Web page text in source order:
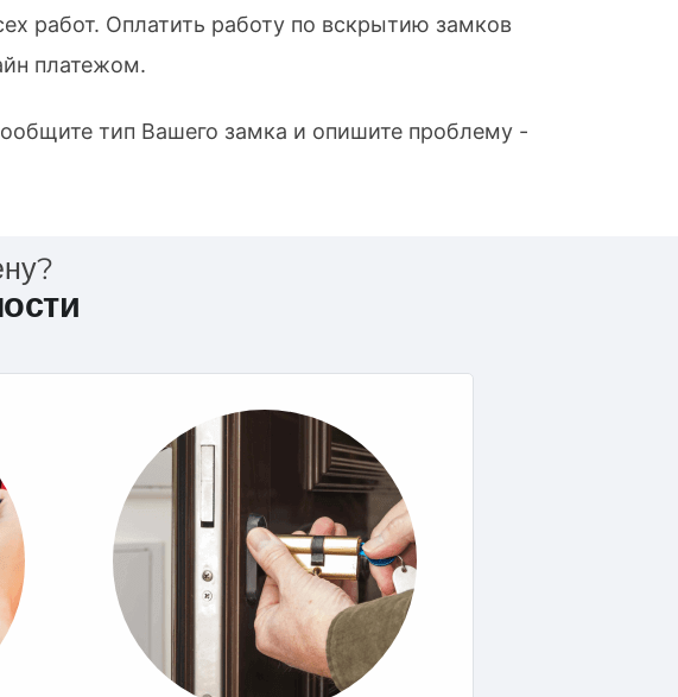
работ. Оплатить работу по вскрытию замков
платежом.
тип Вашего замка и опишите проблему -